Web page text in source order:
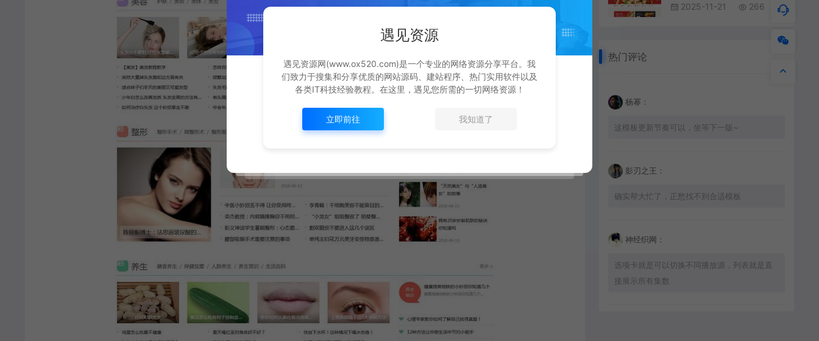
2025-11-21 266
热门评论
杨幂：
这模板更新节奏可以，坐等下一版~
影刃之王：
确实帮大忙了，正愁找不到合适模板
神经织网：
选项卡就是可以切换不同播放源，列表就是直
接展示所有集数
遇见资源
遇见资源网(www.ox520.com)是一个专业的网络资源分享平台。我
们致力于搜集和分享优质的网站源码、建站程序、热门实用软件以及
各类IT科技经验教程。在这里，遇见您所需的一切网络资源！
立即前往 我知道了